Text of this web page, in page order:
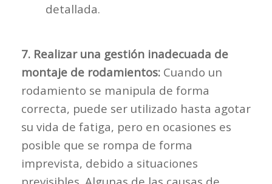
detallada.
7. Realizar una gestión inadecuada de
montaje de rodamientos: Cuando un
rodamiento se manipula de forma
correcta, puede ser utilizado hasta agotar
su vida de fatiga, pero en ocasiones es
posible que se rompa de forma
imprevista, debido a situaciones